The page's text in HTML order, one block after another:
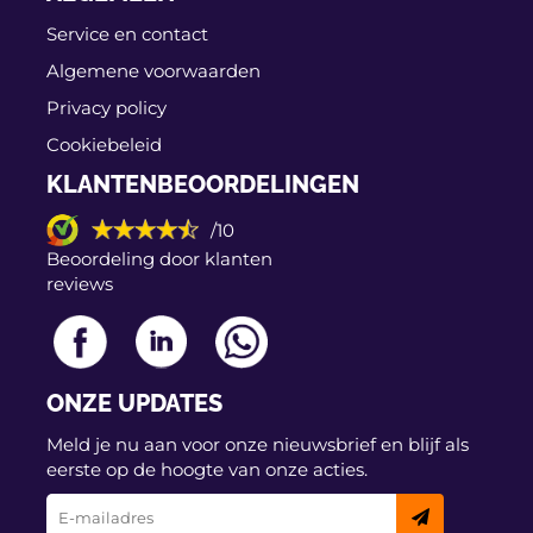
geschaafde en bekraste bumpers te bedekken
Verbergt oude krassen, voorkomt nieuwe en
voorkomt dure bumperreparaties!
Snelle en eenvoudige DIY-pasvorm met behulp van
dubbelzijdige zelfklevende tape
Individueel op maat gemaakt - gegoten in
Verkrijgbaar in 4 verschillende kleuren
Ziet eruit als een origineel in de fabriek gemonteerd
product
Koninkrijk door RGM
Service en contact
Algemene voorwaarden
Privacy policy
Cookiebeleid
KLANTENBEOORDELINGEN
/10
Beoordeling door klanten
reviews
ONZE UPDATES
Meld je nu aan voor onze nieuwsbrief en blijf als
eerste op de hoogte van onze acties.